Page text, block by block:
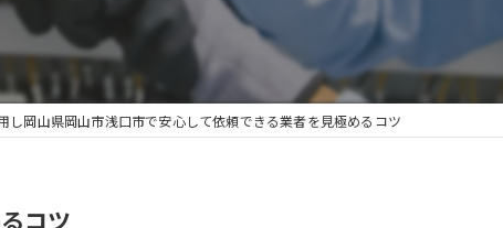
し岡山県岡山市浅口市で安心して依頼できる業者を見極めるコツ
コツ